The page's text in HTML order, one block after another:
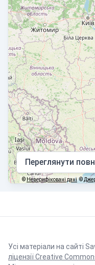
Переглянути
© Неверифіковані дані ©
Усі матеріали на сайті
ліцензії Creative